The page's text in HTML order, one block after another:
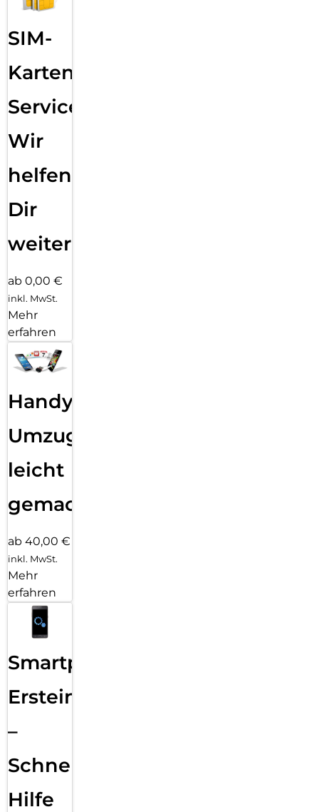
SIM-
Karten
Service:
Wir
helfen
Dir
weiter
ab 0,00 €
inkl. MwSt.
Mehr
erfahren
Handy
Umzug
leicht
gemacht!
ab 40,00 €
inkl. MwSt.
Mehr
erfahren
Smartphone
Ersteinrichtung
–
Schnelle
Hilfe